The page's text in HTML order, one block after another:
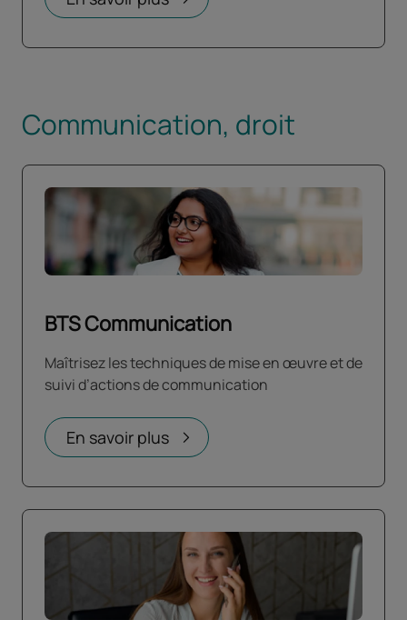
Communication, droit
BTS Communication
Maîtrisez les techniques de mise en œuvre et de
suivi d’actions de communication
En savoir plus